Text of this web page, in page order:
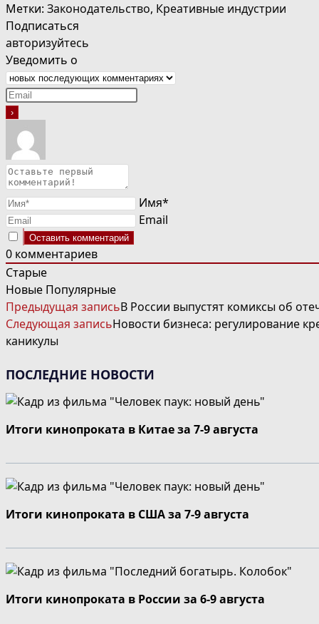
Метки: Законодательство, Креативные индустрии
Подписаться
авторизуйтесь
Уведомить о
Имя*
Email
0 комментариев
Старые
Новые Популярные
ЧИТАТЬ
ДАЛЕЕ
СТАТЬИ
Предыдущая записьВ России выпустят комиксы об
Следующая записьНовости бизнеса: регулирование
каникулы
ПОСЛЕДНИЕ НОВОСТИ
Итоги кинопроката в Китае за 7-9 августа
Итоги кинопроката в США за 7-9 августа
Итоги кинопроката в России за 6-9 августа